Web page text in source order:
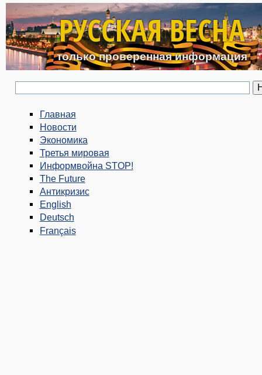
Перейти к основному
РУССКАЯ ВЕСНА
только проверенная информация
Главная
Новости
Экономика
Третья мировая
Информвойна STOP!
The Future
Антикризис
English
Deutsch
Français